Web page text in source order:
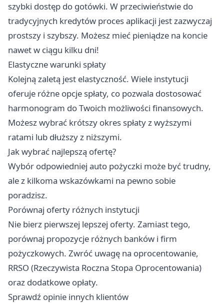
szybki dostęp do gotówki. W przeciwieństwie do
tradycyjnych kredytów proces aplikacji jest zazwyczaj
prostszy i szybszy. Możesz mieć pieniądze na koncie
nawet w ciągu kilku dni!
Elastyczne warunki spłaty
Kolejną zaletą jest elastyczność. Wiele instytucji
oferuje różne opcje spłaty, co pozwala dostosować
harmonogram do Twoich możliwości finansowych.
Możesz wybrać krótszy okres spłaty z wyższymi
ratami lub dłuższy z niższymi.
Jak wybrać najlepszą ofertę?
Wybór odpowiedniej auto pożyczki może być trudny,
ale z kilkoma wskazówkami na pewno sobie
poradzisz.
Porównaj oferty różnych instytucji
Nie bierz pierwszej lepszej oferty. Zamiast tego,
porównaj propozycje różnych banków i firm
pożyczkowych. Zwróć uwagę na oprocentowanie,
RRSO (Rzeczywista Roczna Stopa Oprocentowania)
oraz dodatkowe opłaty.
Sprawdź opinie innych klientów